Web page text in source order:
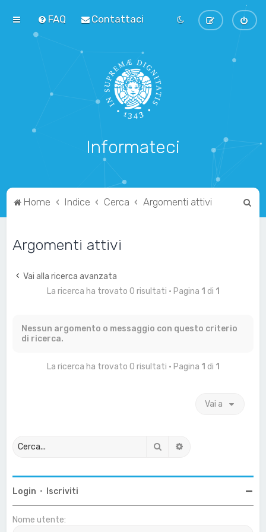
FAQ Contattaci
Informateci
Home Indice Cerca Argomenti attivi
Argomenti attivi
Vai alla ricerca avanzata
La ricerca ha trovato 0 risultati • Pagina 1 di 1
Nessun argomento o messaggio con questo criterio
di ricerca.
La ricerca ha trovato 0 risultati • Pagina 1 di 1
Vai a
Cerca
Login • Iscriviti
Nome utente: